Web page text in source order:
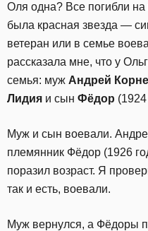
Оля одна? Все погибли на
была красная звезда —
ветеран или в семье
рассказала мне, что у
семья: муж Андрей
Лидия и сын Фёдор
Муж и сын воевали.
племянник Фёдор (1926
поразил возраст. Я
так и есть, воевали.
Муж вернулся, а Фёдоры